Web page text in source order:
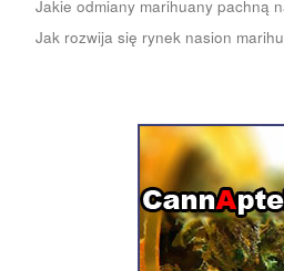
Jakie odmiany marihuany pachną
Jak rozwija się rynek nasion